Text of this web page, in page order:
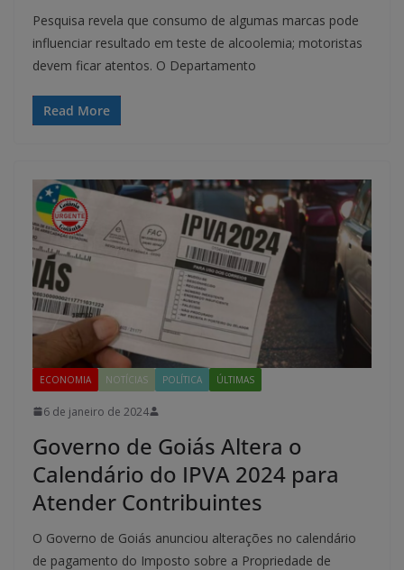
Pesquisa revela que consumo de algumas marcas pode
influenciar resultado em teste de alcoolemia; motoristas
devem ficar atentos. O Departamento
Read More
ECONOMIA NOTÍCIAS POLÍTICA ÚLTIMAS
6 de janeiro de 2024
Governo de Goiás Altera o
Calendário do IPVA 2024 para
Atender Contribuintes
O Governo de Goiás anunciou alterações no calendário
de pagamento do Imposto sobre a Propriedade de